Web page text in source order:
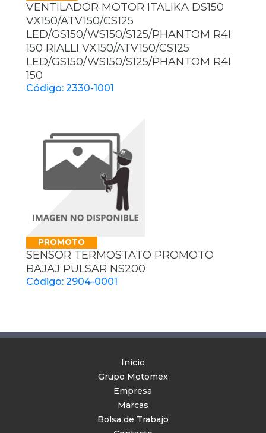
VENTILADOR MOTOR ITALIKA DS150
VX150/ATV150/CS125
LED/GS150/WS150/S125/PHANTOM R4I
150 RIALLI VX150/ATV150/CS125
LED/GS150/WS150/S125/PHANTOM R4I
150
Código: 2330-1001
PROMOTO
SENSOR TERMOSTATO PROMOTO
BAJAJ PULSAR NS200
Código: 2904-0001
Inicio
Grupo Motomex
Empresa
Marcas
Bolsa de Trabajo